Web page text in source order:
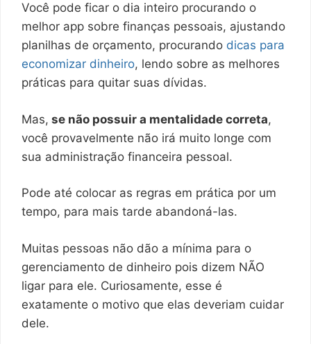
Você pode ficar o dia inteiro procurando o
melhor app sobre finanças pessoais, ajustando
planilhas de orçamento, procurando dicas para
economizar dinheiro, lendo sobre as melhores
práticas para quitar suas dívidas.
Mas, se não possuir a mentalidade correta,
você provavelmente não irá muito longe com
sua administração financeira pessoal.
Pode até colocar as regras em prática por um
tempo, para mais tarde abandoná-las.
Muitas pessoas não dão a mínima para o
gerenciamento de dinheiro pois dizem NÃO
ligar para ele. Curiosamente, esse é
exatamente o motivo que elas deveriam cuidar
dele.